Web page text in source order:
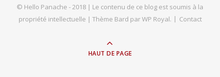
© Hello Panache - 2018 | Le contenu de ce blog est soumis à la
propriété intellectuelle | Thème Bard parWP Royal. Contact
HAUT DE PAGE